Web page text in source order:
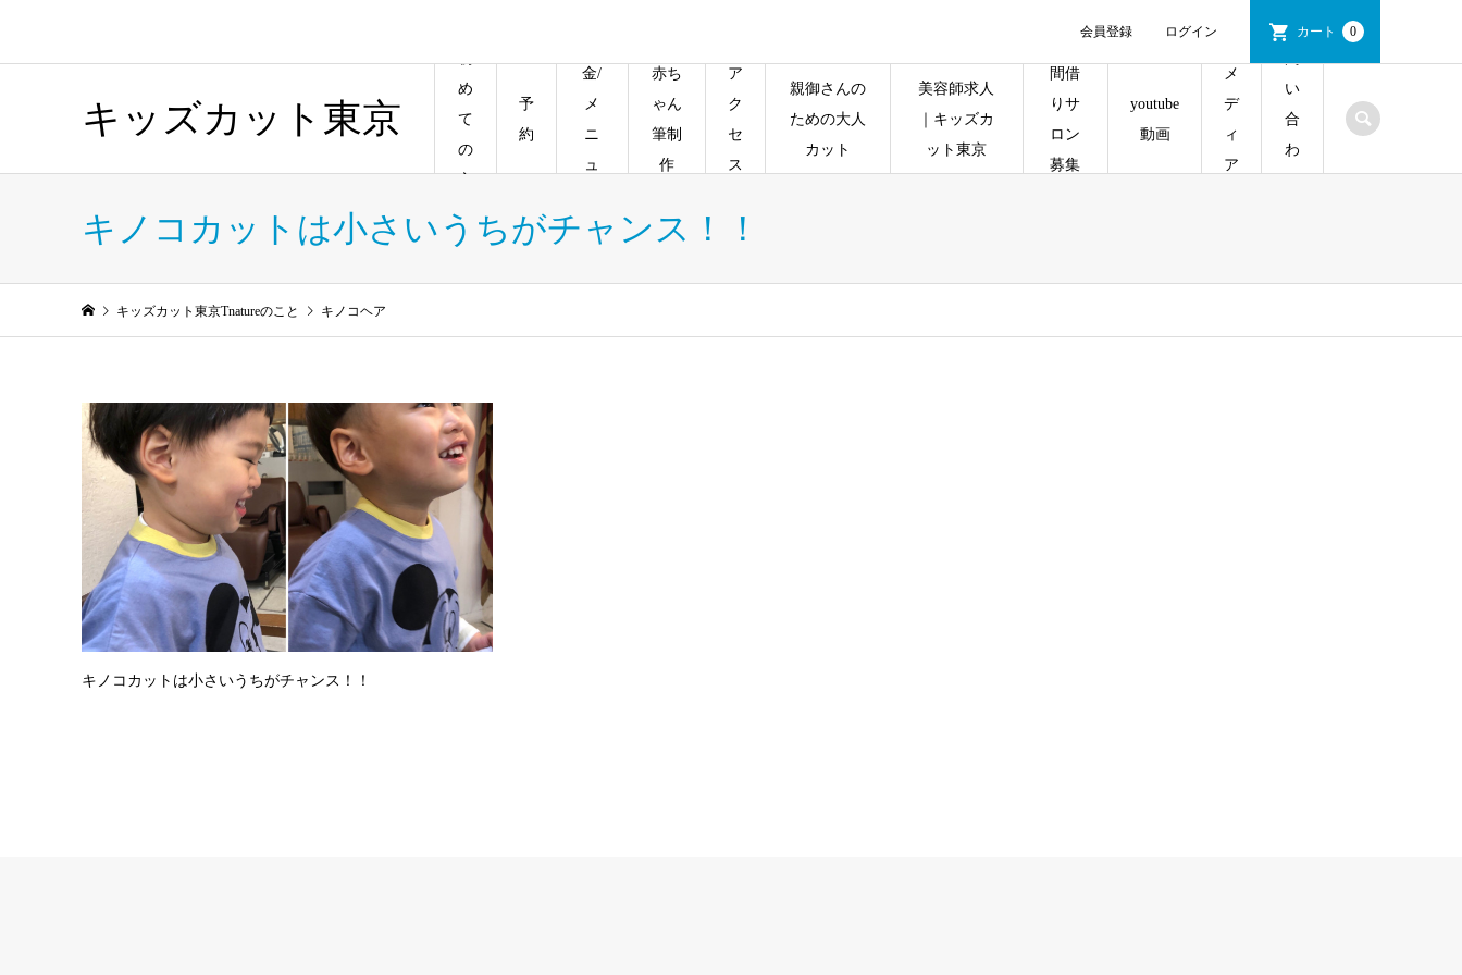
会員登録 ログイン カート 0
キッズカット東京
め
て
の
方
予
約
金/
メ
ニ
ュ
赤ち
ゃん
筆制
作
ア
ク
セ
ス
親御さんの
ための大人
カット
美容師求人
｜キッズカ
ット東京
間借
りサ
ロン
募集
youtube
動画
メ
デ
ィ
ア
い
合
わ
せ
キノコカットは小さいうちがチャンス！！
キッズカット東京Tnatureのこと キノコヘア
キノコカットは小さいうちがチャンス！！